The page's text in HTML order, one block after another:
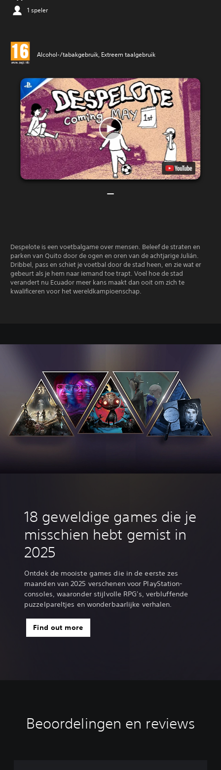
1 speler
Alcohol-/tabakgebruik, Extreem taalgebruik
Despelote is een voetbalgame over mensen. Beleef de straten en
parken van Quito door de ogen en oren van de achtjarige Julián.
Dribbel, pass en schiet je voetbal door de stad heen, en zie wat er
gebeurt als je hem naar iemand toe trapt. Voel hoe de stad
verandert nu Ecuador meer kans maakt dan ooit om zich te
kwalificeren voor het wereldkampioenschap.
‎18 geweldige games die je
misschien hebt gemist in
2025
Ontdek de mooiste games die in de eerste zes
maanden van 2025 verschenen voor PlayStation-
consoles, waaronder stijlvolle RPG's, verbluffende
puzzelpareltjes en wonderbaarlijke verhalen.
Find out more
Beoordelingen en reviews